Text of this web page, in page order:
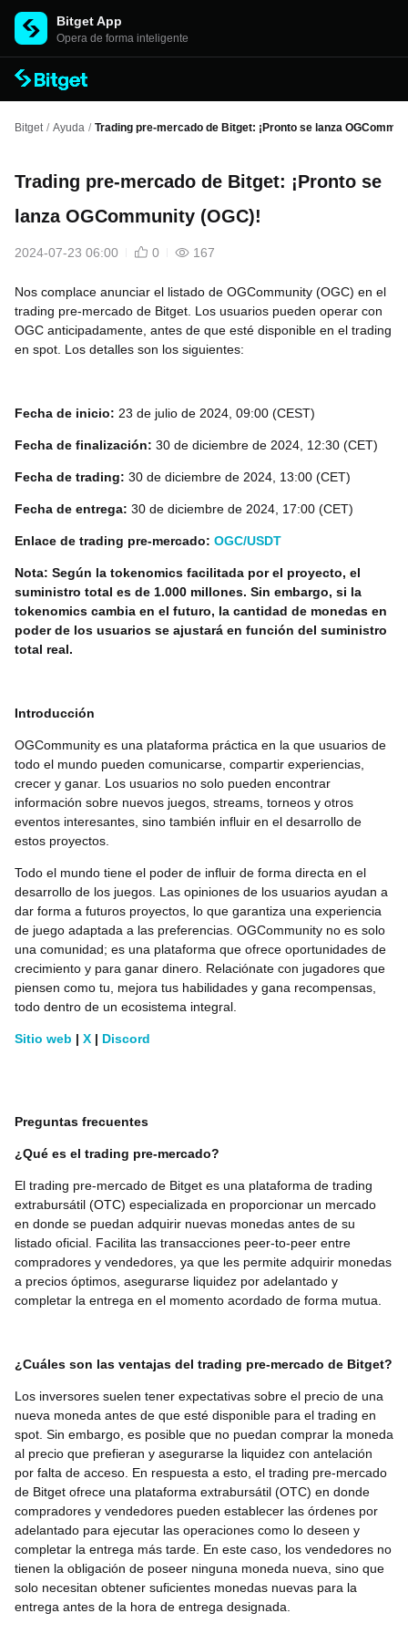
Bitget App
Opera de forma inteligente
Bitget / Ayuda / Trading pre-mercado de Bitget: ¡Pronto se lanza
Trading pre-mercado de Bitget: ¡Pronto se
lanza OGCommunity (OGC)!
2024-07-23 06:00 0 167
Nos complace anunciar el listado de OGCommunity (OGC) en el
trading pre-mercado de Bitget. Los usuarios pueden operar con
OGC anticipadamente, antes de que esté disponible en el trading
en spot. Los detalles son los siguientes:
Fecha de inicio: 23 de julio de 2024, 09:00 (CEST)
Fecha de finalización: 30 de diciembre de 2024, 12:30 (CET)
Fecha de trading: 30 de diciembre de 2024, 13:00 (CET)
Fecha de entrega: 30 de diciembre de 2024, 17:00 (CET)
Enlace de trading pre-mercado: OGC/USDT
Nota: Según la tokenomics facilitada por el proyecto, el
suministro total es de 1.000 millones. Sin embargo, si la
tokenomics cambia en el futuro, la cantidad de monedas en
poder de los usuarios se ajustará en función del suministro
total real.
Introducción
OGCommunity es una plataforma práctica en la que usuarios de
todo el mundo pueden comunicarse, compartir experiencias,
crecer y ganar. Los usuarios no solo pueden encontrar
información sobre nuevos juegos, streams, torneos y otros
eventos interesantes, sino también influir en el desarrollo de
estos proyectos.
Todo el mundo tiene el poder de influir de forma directa en el
desarrollo de los juegos. Las opiniones de los usuarios ayudan a
dar forma a futuros proyectos, lo que garantiza una experiencia
de juego adaptada a las preferencias. OGCommunity no es solo
una comunidad; es una plataforma que ofrece oportunidades de
crecimiento y para ganar dinero. Relaciónate con jugadores que
piensen como tu, mejora tus habilidades y gana recompensas,
todo dentro de un ecosistema integral.
Sitio web | X | Discord
Preguntas frecuentes
¿Qué es el trading pre-mercado?
El trading pre-mercado de Bitget es una plataforma de trading
extrabursátil (OTC) especializada en proporcionar un mercado
en donde se puedan adquirir nuevas monedas antes de su
listado oficial. Facilita las transacciones peer-to-peer entre
compradores y vendedores, ya que les permite adquirir monedas
a precios óptimos, asegurarse liquidez por adelantado y
completar la entrega en el momento acordado de forma mutua.
¿Cuáles son las ventajas del trading pre-mercado de Bitget?
Los inversores suelen tener expectativas sobre el precio de una
nueva moneda antes de que esté disponible para el trading en
spot. Sin embargo, es posible que no puedan comprar la moneda
al precio que prefieran y asegurarse la liquidez con antelación
por falta de acceso. En respuesta a esto, el trading pre-mercado
de Bitget ofrece una plataforma extrabursátil (OTC) en donde
compradores y vendedores pueden establecer las órdenes por
adelantado para ejecutar las operaciones como lo deseen y
completar la entrega más tarde. En este caso, los vendedores no
tienen la obligación de poseer ninguna moneda nueva, sino que
solo necesitan obtener suficientes monedas nuevas para la
entrega antes de la hora de entrega designada.